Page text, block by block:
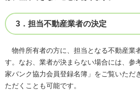
3．担当不動産業者の決定
物件所有者の方に、担当となる不動産業
す。なお、業者が決まらない場合には、参
家バンク協力会員登録名簿」をご覧いただ
ただくことも可能です。